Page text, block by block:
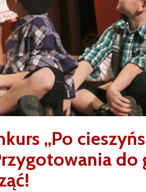
„Po
do